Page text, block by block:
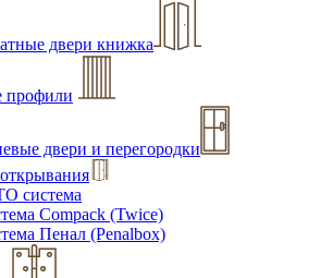
двери книжка
профили
двери и перегородки
система
Compack (Twice)
Пенал (Penalbox)